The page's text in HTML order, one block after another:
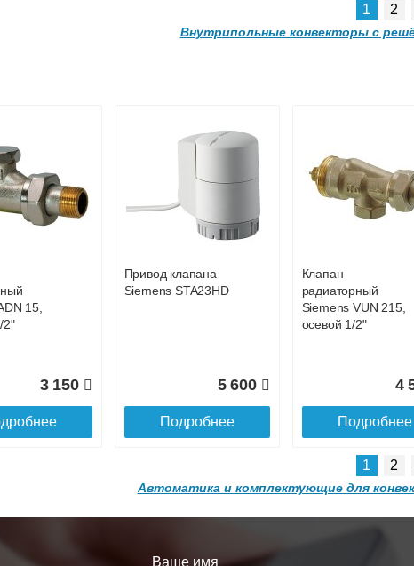
35 313
GRILL.LGA-20-
37 027
Подробнее
39
с
20-
ITT.080.200.1200 с
решеткой
GRILL.SGW-20-
32 501
Конвектор
ITT.080.200.1200 с
решеткой
GRILL.SGW-20-
Подробнее
с
Конвектор
решеткой
Конвектор
1 2
Внутрипольные конвекторы с
15,
2"
3 150
Привод клапана
Siemens STA23HD
5 600
Подробнее
Клапан
радиаторный
Siemens VUN 215,
осевой 1/2"
4
Подробнее
1 2
Автоматика и комплектующие для
Ваше имя